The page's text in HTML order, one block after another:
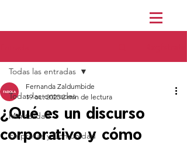
Todas las entradas
Mentalidad
Empresas y Comunidad
Todas las entradas
¿Qué es un discurso
corporativo y cómo
Fernanda Zaldumbide
19 oct 2023 2 min de lectura